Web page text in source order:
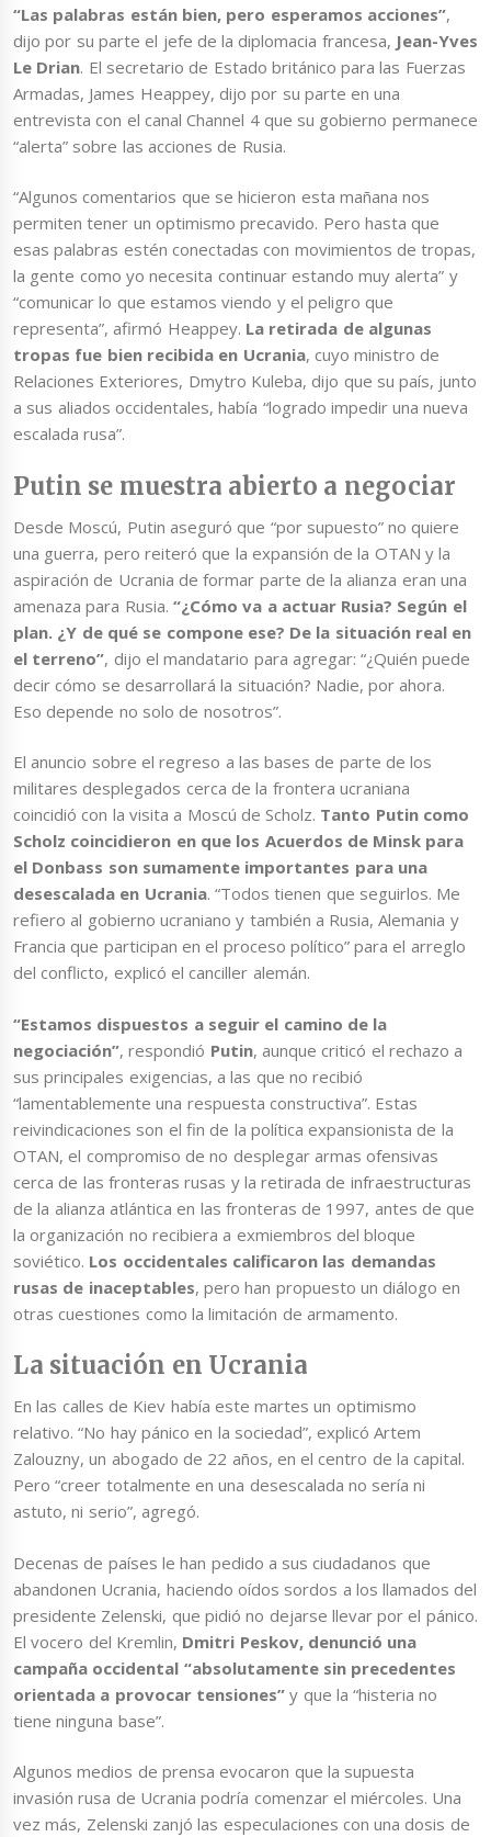
“Las palabras están bien, pero esperamos acciones”,
dijo por su parte el jefe de la diplomacia francesa, Jean-Yves
Le Drian. El secretario de Estado británico para las Fuerzas
Armadas, James Heappey, dijo por su parte en una
entrevista con el canal Channel 4 que su gobierno permanece
“alerta” sobre las acciones de Rusia.
“Algunos comentarios que se hicieron esta mañana nos
permiten tener un optimismo precavido. Pero hasta que
esas palabras estén conectadas con movimientos de tropas,
la gente como yo necesita continuar estando muy alerta” y
“comunicar lo que estamos viendo y el peligro que
representa”, afirmó Heappey. La retirada de algunas
tropas fue bien recibida en Ucrania, cuyo ministro de
Relaciones Exteriores, Dmytro Kuleba, dijo que su país, junto
a sus aliados occidentales, había “logrado impedir una nueva
escalada rusa”.
Putin se muestra abierto a negociar
Desde Moscú, Putin aseguró que “por supuesto” no quiere
una guerra, pero reiteró que la expansión de la OTAN y la
aspiración de Ucrania de formar parte de la alianza eran una
amenaza para Rusia. “¿Cómo va a actuar Rusia? Según el
plan. ¿Y de qué se compone ese? De la situación real en
el terreno”, dijo el mandatario para agregar: “¿Quién puede
decir cómo se desarrollará la situación? Nadie, por ahora.
Eso depende no solo de nosotros”.
El anuncio sobre el regreso a las bases de parte de los
militares desplegados cerca de la frontera ucraniana
coincidió con la visita a Moscú de Scholz. Tanto Putin como
Scholz coincidieron en que los Acuerdos de Minsk para
el Donbass son sumamente importantes para una
desescalada en Ucrania. “Todos tienen que seguirlos. Me
refiero al gobierno ucraniano y también a Rusia, Alemania y
Francia que participan en el proceso político” para el arreglo
del conflicto, explicó el canciller alemán.
“Estamos dispuestos a seguir el camino de la
negociación”, respondió Putin, aunque criticó el rechazo a
sus principales exigencias, a las que no recibió
“lamentablemente una respuesta constructiva”. Estas
reivindicaciones son el fin de la política expansionista de la
OTAN, el compromiso de no desplegar armas ofensivas
cerca de las fronteras rusas y la retirada de infraestructuras
de la alianza atlántica en las fronteras de 1997, antes de que
la organización no recibiera a exmiembros del bloque
soviético. Los occidentales calificaron las demandas
rusas de inaceptables, pero han propuesto un diálogo en
otras cuestiones como la limitación de armamento.
La situación en Ucrania
En las calles de Kiev había este martes un optimismo
relativo. “No hay pánico en la sociedad”, explicó Artem
Zalouzny, un abogado de 22 años, en el centro de la capital.
Pero “creer totalmente en una desescalada no sería ni
astuto, ni serio”, agregó.
Decenas de países le han pedido a sus ciudadanos que
abandonen Ucrania, haciendo oídos sordos a los llamados del
presidente Zelenski, que pidió no dejarse llevar por el pánico.
El vocero del Kremlin, Dmitri Peskov, denunció una
campaña occidental “absolutamente sin precedentes
orientada a provocar tensiones”y que la “histeria no
tiene ninguna base”.
Algunos medios de prensa evocaron que la supuesta
invasión rusa de Ucrania podría comenzar el miércoles. Una
vez más, Zelenski zanjó las especulaciones con una dosis de